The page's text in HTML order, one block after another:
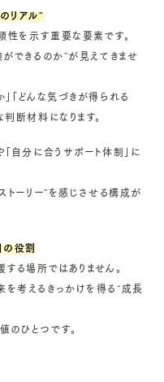
リアル”
を示す重要な要素です。
できるのか”が見えてきませ
「どんな気づきが得られる
断材料になります。
自分に合うサポート体制」に
トーリー”を感じさせる構成が
の役割
る場所ではありません。
考えるきっかけを得る“成長
のひとつです。